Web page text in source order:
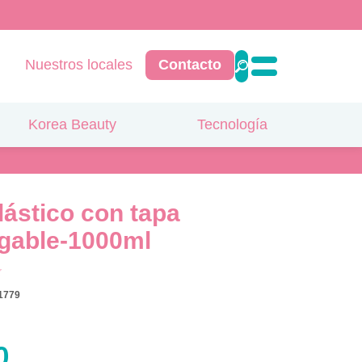
Nuestros locales Contacto
Korea Beauty Tecnología
con tapa
1000ml